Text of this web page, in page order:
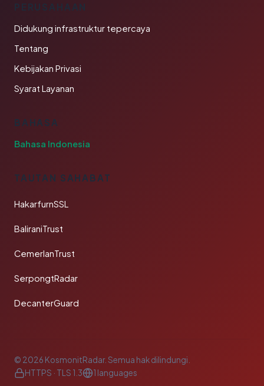
PERUSAHAAN
Didukung infrastruktur tepercaya
Tentang
Kebijakan Privasi
Syarat Layanan
BAHASA
Bahasa Indonesia
TAUTAN SAHABAT
HakarfurnSSL
BaliraniTrust
CemerlanTrust
SerpongtRadar
DecanterGuard
© 2026 KosmonitRadar. Semua hak dilindungi.
HTTPS · TLS 1.3
1 languages